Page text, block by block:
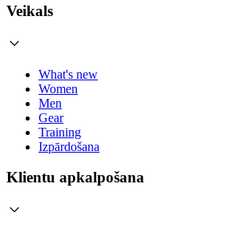
Veikals
What's new
Women
Men
Gear
Training
Izpārdošana
Klientu apkalpošana